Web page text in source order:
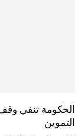
الحكومة تنفي
التموين